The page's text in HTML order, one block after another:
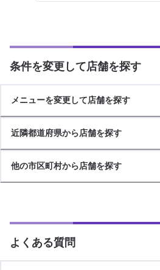
条件を変更して店舗を探す
メニューを変更して店舗を探す
近隣都道府県から店舗を探す
他の市区町村から店舗を探す
よくある質問